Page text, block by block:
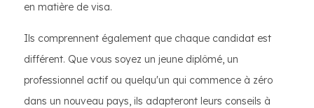
en matière de visa.
Ils comprennent également que chaque candidat est
différent. Que vous soyez un jeune diplômé, un
professionnel actif ou quelqu'un qui commence à zéro
dans un nouveau pays, ils adapteront leurs conseils à